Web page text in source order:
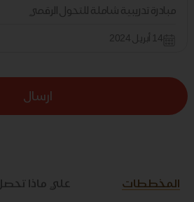
مبادرة تدريبية شاملة للتحول الرقمي
14 أبريل 2024
ارسال
المخططات علي ماذا تحصل